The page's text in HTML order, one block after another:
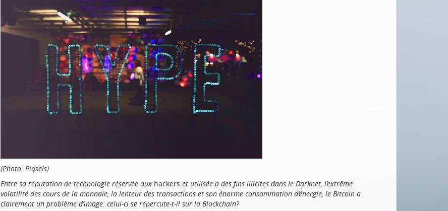
(Photo: Piqsels)
Entre sa réputation de technologie réservée aux hackers et utilisée à des fins illicites dans le Darknet, l’extrême
volatilité des cours de la monnaie, la lenteur des transactions et son énorme consommation d’énergie, le Bitcoin a
clairement un problème d’image: celui-ci se répercute-t-il sur la Blockchain?